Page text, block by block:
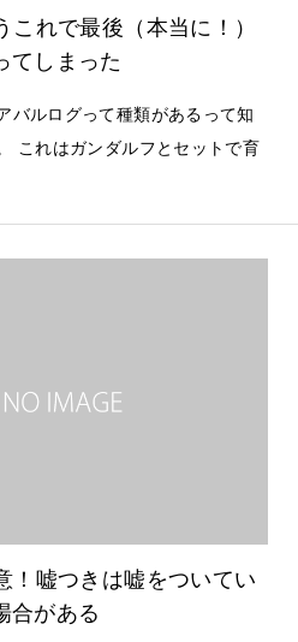
これで最後（本当に！）
てしまった
バルログって種類があるって知
これはガンダルフとセットで育
！嘘つきは嘘をついてい
合がある